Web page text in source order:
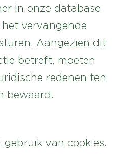
in onze database
vervangende
Aangezien dit
betreft, moeten
redenen ten
bewaard.
van cookies.